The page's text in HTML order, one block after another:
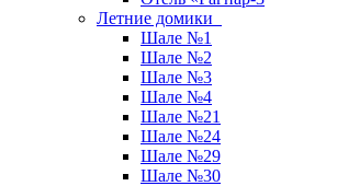
Летние домики
Шале №1
Шале №2
Шале №3
Шале №4
Шале №21
Шале №24
Шале №29
Шале №30